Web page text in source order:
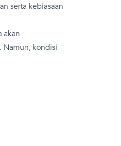
serta kebiasaan
akan
Namun, kondisi